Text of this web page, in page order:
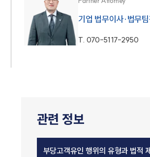
기업 법무이사·법무
T. 070-5117-2950
관련 정보
부당고객유인 행위의 유형과 법적